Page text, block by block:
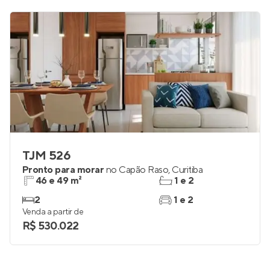
TJM 526
Pronto para morar no Capão Raso, Curitiba
46 e 49 m²
2
1 e 2
1 e 2
Venda a partir de
R$ 530.022